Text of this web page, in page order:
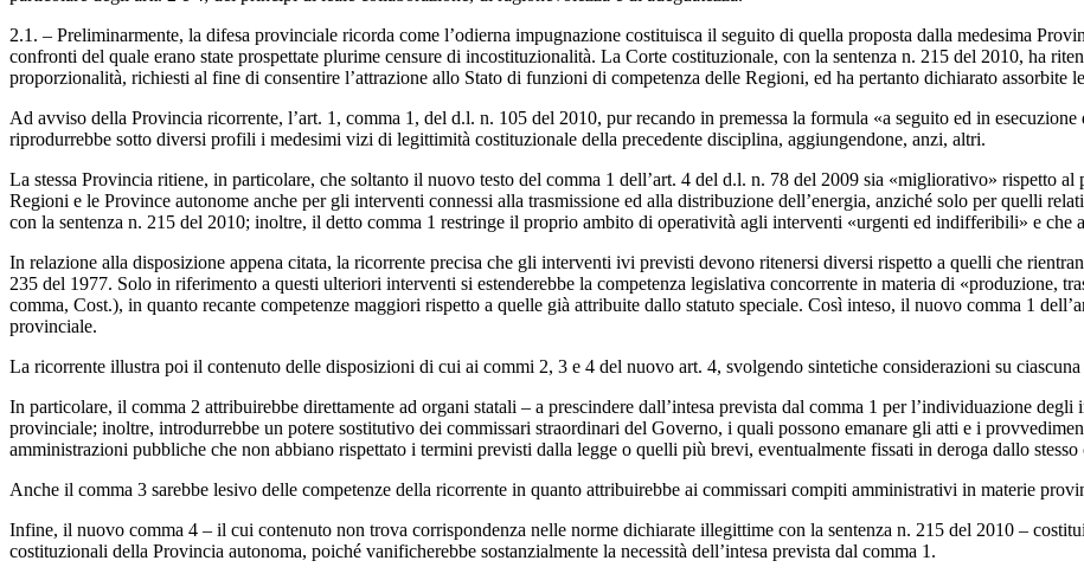
2.1. – Preliminarmente, la difesa provinciale ricorda come l’odierna impugnazione costituisca il seguito di quella proposta dalla medesima
confronti del quale erano state prospettate plurime censure di incostituzionalità. La Corte costituzionale, con la sentenza n. 215 del 2010, ha
proporzionalità, richiesti al fine di consentire l’attrazione allo Stato di funzioni di competenza delle Regioni, ed ha pertanto dichiarato assorbite
Ad avviso della Provincia ricorrente, l’art. 1, comma 1, del d.l. n. 105 del 2010, pur recando in premessa la formula «a seguito ed in
riprodurrebbe sotto diversi profili i medesimi vizi di legittimità costituzionale della precedente disciplina, aggiungendone, anzi, altri.
La stessa Provincia ritiene, in particolare, che soltanto il nuovo testo del comma 1 dell’art. 4 del d.l. n. 78 del 2009 sia «migliorativo» rispetto
Regioni e le Province autonome anche per gli interventi connessi alla trasmissione ed alla distribuzione dell’energia, anziché solo per quelli
con la sentenza n. 215 del 2010; inoltre, il detto comma 1 restringe il proprio ambito di operatività agli interventi «urgenti ed indifferibili» e che
In relazione alla disposizione appena citata, la ricorrente precisa che gli interventi ivi previsti devono ritenersi diversi rispetto a quelli che
235 del 1977. Solo in riferimento a questi ulteriori interventi si estenderebbe la competenza legislativa concorrente in materia di «produzione,
comma, Cost.), in quanto recante competenze maggiori rispetto a quelle già attribuite dallo statuto speciale. Così inteso, il nuovo comma 1
provinciale.
La ricorrente illustra poi il contenuto delle disposizioni di cui ai commi 2, 3 e 4 del nuovo art. 4, svolgendo sintetiche considerazioni su ciascuna
In particolare, il comma 2 attribuirebbe direttamente ad organi statali – a prescindere dall’intesa prevista dal comma 1 per l’individuazione
provinciale; inoltre, introdurrebbe un potere sostitutivo dei commissari straordinari del Governo, i quali possono emanare gli atti e i
amministrazioni pubbliche che non abbiano rispettato i termini previsti dalla legge o quelli più brevi, eventualmente fissati in deroga dallo stesso
Anche il comma 3 sarebbe lesivo delle competenze della ricorrente in quanto attribuirebbe ai commissari compiti amministrativi in materie
Infine, il nuovo comma 4 – il cui contenuto non trova corrispondenza nelle norme dichiarate illegittime con la sentenza n. 215 del 2010 –
costituzionali della Provincia autonoma, poiché vanificherebbe sostanzialmente la necessità dell’intesa prevista dal comma 1.